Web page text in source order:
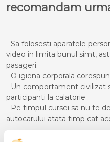
recomandam
- Sa folosesti aparatele
video in limita bunul simt,
pasageri.
- O igiena corporala
- Un comportament civilizat
participanti la calatorie
- Pe timpul cursei sa nu te
autocarului atata timp cat